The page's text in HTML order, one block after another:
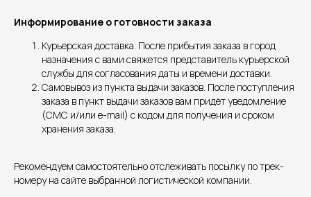
Информирование о готовности заказа
Курьерская доставка. После прибытия заказа в город
назначения с вами свяжется представитель курьерской
службы для согласования даты и времени доставки.
Самовывоз из пункта выдачи заказов. После поступления
заказа в пункт выдачи заказов вам придёт уведомление
(СМС и/или e-mail) с кодом для получения и сроком
хранения заказа.
Рекомендуем самостоятельно отслеживать посылку по трек-
номеру на сайте выбранной логистической компании.